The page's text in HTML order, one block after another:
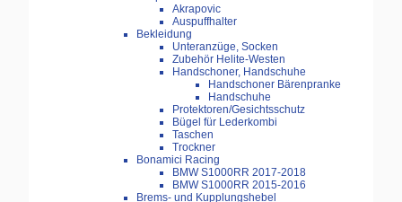
Akrapovic
Auspuffhalter
Bekleidung
Unteranzüge, Socken
Zubehör Helite-Westen
Handschoner, Handschuhe
Handschoner Bärenpranke
Handschuhe
Protektoren/Gesichtsschutz
Bügel für Lederkombi
Taschen
Trockner
Bonamici Racing
BMW S1000RR 2017-2018
BMW S1000RR 2015-2016
Brems- und Kupplungshebel